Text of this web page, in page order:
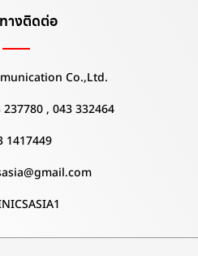
างติดต่อ
Co.,Ltd.
, 043 332464
1417449